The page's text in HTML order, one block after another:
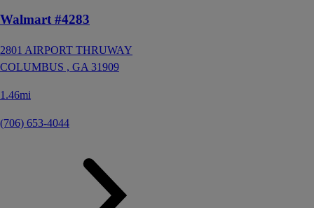
Walmart #4283
2801 AIRPORT THRUWAY
COLUMBUS , GA 31909
1.46mi
(706) 653-4044